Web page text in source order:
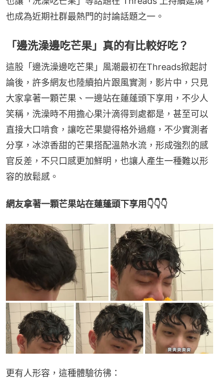
也成為近期社群最熱門的討論話題之一。
「邊洗澡邊吃芒果」真的有比較好吃？
這股「邊洗澡邊吃芒果」風潮最初在Threads掀起討
論後，許多網友也陸續拍片跟風實測，影片中，只見
大家拿著一顆芒果、一邊站在蓮蓬頭下享用，不少人
笑稱，洗澡時不用擔心果汁滴得到處都是，甚至可以
直接大口啃食，讓吃芒果變得格外過癮，不少實測者
分享，冰涼香甜的芒果搭配溫熱水流，形成強烈的感
官反差，不只口感更加鮮明，也讓人產生一種難以形
容的放鬆感。
網友拿著一顆芒果站在蓮蓬頭下享用👇👇👇
更有人形容，這種體驗彷彿：